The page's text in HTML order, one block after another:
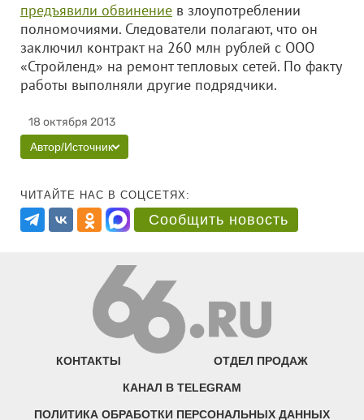
предъявили обвинение в злоупотреблении
полномочиями. Следователи полагают, что он
заключил контракт на 260 млн рублей с ООО
«Стройленд» на ремонт тепловых сетей. По факту
работы выполняли другие подрядчики.
18 октября 2013
Автор/Источник
ЧИТАЙТЕ НАС В СОЦСЕТЯХ:
Сообщить новость
КОНТАКТЫ ОТДЕЛ ПРОДАЖ
КАНАЛ В TELEGRAM
ПОЛИТИКА ОБРАБОТКИ ПЕРСОНАЛЬНЫХ ДАННЫХ